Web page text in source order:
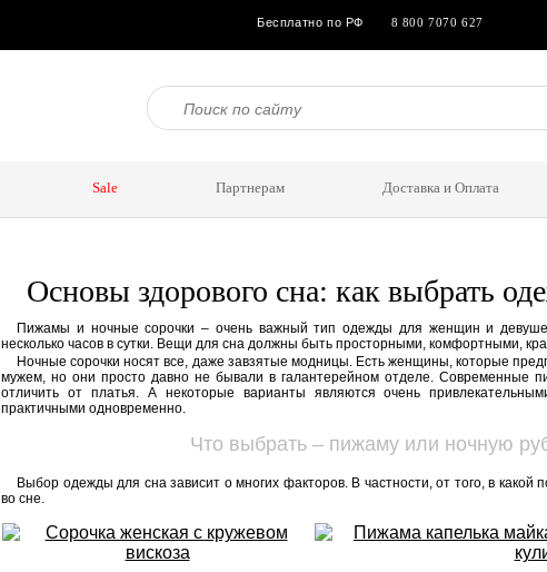
Бесплатно по РФ 8 800 7070 627
Sale Партнерам Доставка и Оплата
Основы здорового сна: как выбрать
Пижамы и ночные сорочки – очень важный тип одежды для женщин и
несколько часов в сутки. Вещи для сна должны быть просторными, комфортными,
Ночные сорочки носят все, даже завзятые модницы. Есть женщины, которые
мужем, но они просто давно не бывали в галантерейном отделе. Современные
отличить от платья. А некоторые варианты являются очень
практичными одновременно.
Что выбрать – пижаму или ночную
Выбор одежды для сна зависит о многих факторов. В частности, от того, в какой
во сне.